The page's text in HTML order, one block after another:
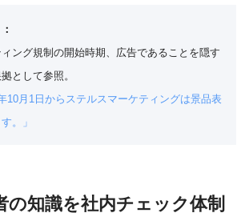
ング規制の開始時期、広告であることを隠す
として参照。
10月1日からステルスマーケティングは景品表
。」
の知識を社内チェック体制